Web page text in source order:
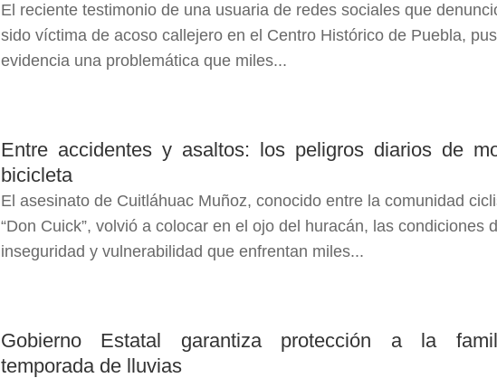
El reciente testimonio de una usuaria de redes sociales que
sido víctima de acoso callejero en el Centro Histórico de Puebla,
evidencia una problemática que miles...
Entre accidentes y asaltos: los peligros diarios de
bicicleta
El asesinato de Cuitláhuac Muñoz, conocido entre la comunidad
“Don Cuick”, volvió a colocar en el ojo del huracán, las condiciones
inseguridad y vulnerabilidad que enfrentan miles...
Gobierno Estatal garantiza protección a la
temporada de lluvias